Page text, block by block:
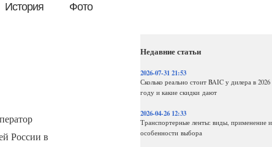
История Фото
Недавние статьи
2026-07-31 21:53
Сколько реально стоит BAIC у дилера в 2026
году и какие скидки дают
2026-04-26 12:33
Транспортерные ленты: виды, применение и
особенности выбора
России в